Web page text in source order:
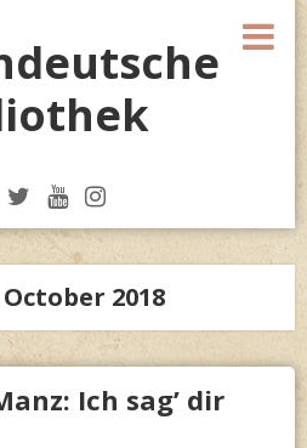
October 2018
Ich sag’ dir